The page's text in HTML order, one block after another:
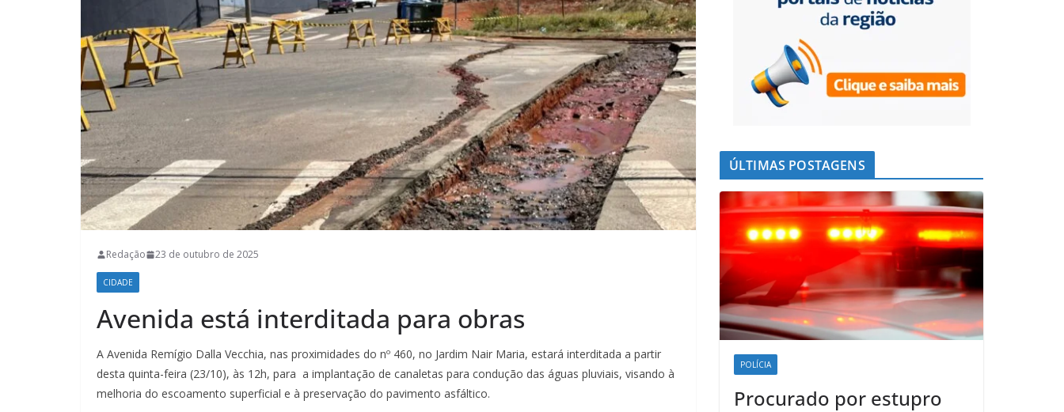
Redação 23 de outubro de 2025
CIDADE
Avenida está interditada para obras
A Avenida Remígio Dalla Vecchia, nas proximidades do nº 460, no Jardim Nair Maria, estará interditada a partir
desta quinta-feira (23/10), às 12h, para a implantação de canaletas para condução das águas pluviais, visando à
melhoria do escoamento superficial e à preservação do pavimento asfáltico.
ÚLTIMAS POSTAGENS
POLÍCIA
Procurado por estupro